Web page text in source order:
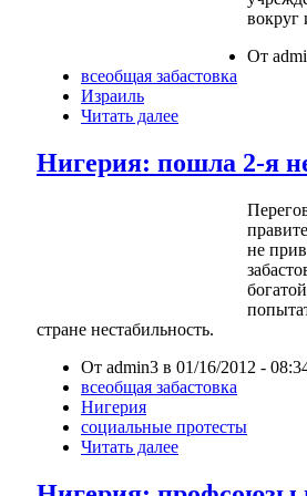
вокруг
От
всеобщая забастовка
Израиль
Читать далее
Нигерия: пошла 2-я
не
стране нестабильность.
От admin3 в 01/16/2012 -
всеобщая забастовка
Нигерия
социальные протесты
Читать далее